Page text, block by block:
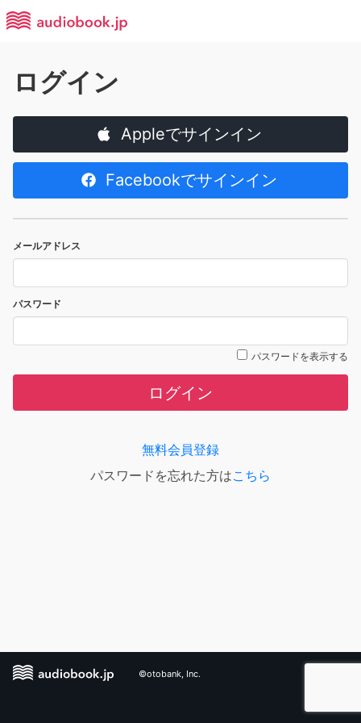
ログイン
Appleでサインイン
Facebookでサインイン
メールアドレス
パスワード
パスワードを表示する
ログイン
無料会員登録
パスワードを忘れた方はこちら
©otobank, Inc.